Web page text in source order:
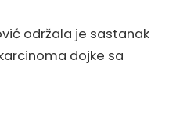
održala je sastanak
dojke sa